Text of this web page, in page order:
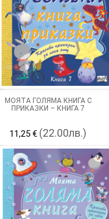
МОЯТА ГОЛЯМА КНИГА С
ПРИКАЗКИ – КНИГА 7
11,25 € (22.00лв.)